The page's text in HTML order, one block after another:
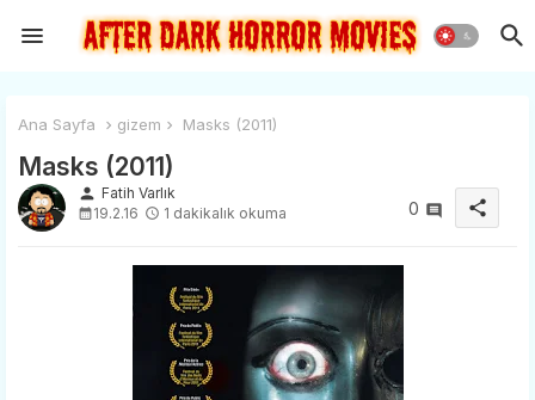
Ana Sayfa gizem Masks (2011)
Masks (2011)
person Fatih Varlık
19.2.16
1 dakikalık okuma 0 share